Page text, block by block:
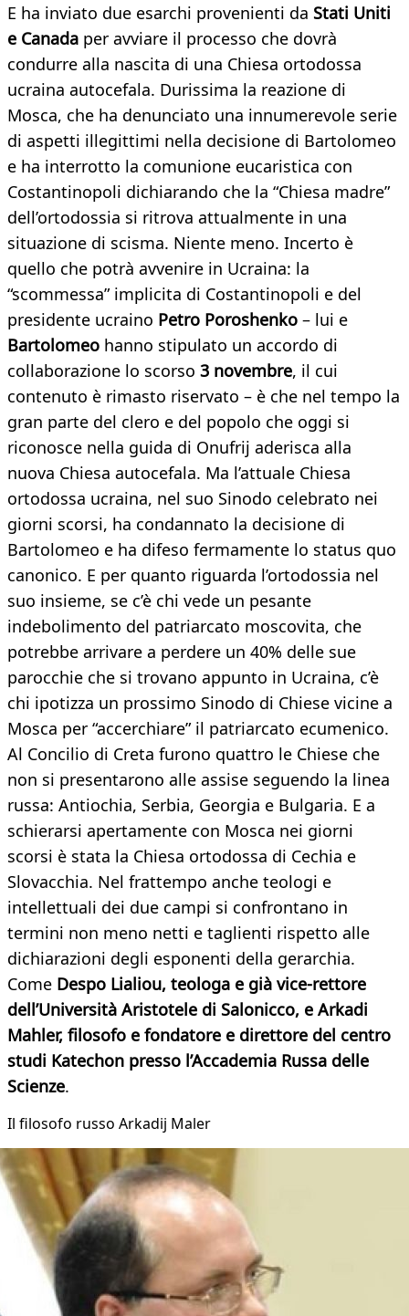
E ha inviato due esarchi provenienti da Stati Uniti
e Canada per avviare il processo che dovrà
condurre alla nascita di una Chiesa ortodossa
ucraina autocefala. Durissima la reazione di
Mosca, che ha denunciato una innumerevole serie
di aspetti illegittimi nella decisione di Bartolomeo
e ha interrotto la comunione eucaristica con
Costantinopoli dichiarando che la “Chiesa madre”
dell’ortodossia si ritrova attualmente in una
situazione di scisma. Niente meno. Incerto è
quello che potrà avvenire in Ucraina: la
“scommessa” implicita di Costantinopoli e del
presidente ucraino Petro Poroshenko – lui e
Bartolomeo hanno stipulato un accordo di
collaborazione lo scorso 3 novembre, il cui
contenuto è rimasto riservato – è che nel tempo la
gran parte del clero e del popolo che oggi si
riconosce nella guida di Onufrij aderisca alla
nuova Chiesa autocefala. Ma l’attuale Chiesa
ortodossa ucraina, nel suo Sinodo celebrato nei
giorni scorsi, ha condannato la decisione di
Bartolomeo e ha difeso fermamente lo status quo
canonico. E per quanto riguarda l’ortodossia nel
suo insieme, se c’è chi vede un pesante
indebolimento del patriarcato moscovita, che
potrebbe arrivare a perdere un 40% delle sue
parocchie che si trovano appunto in Ucraina, c’è
chi ipotizza un prossimo Sinodo di Chiese vicine a
Mosca per “accerchiare” il patriarcato ecumenico.
Al Concilio di Creta furono quattro le Chiese che
non si presentarono alle assise seguendo la linea
russa: Antiochia, Serbia, Georgia e Bulgaria. E a
schierarsi apertamente con Mosca nei giorni
scorsi è stata la Chiesa ortodossa di Cechia e
Slovacchia. Nel frattempo anche teologi e
intellettuali dei due campi si confrontano in
termini non meno netti e taglienti rispetto alle
dichiarazioni degli esponenti della gerarchia.
Come Despo Lialiou, teologa e già vice-rettore
dell’Università Aristotele di Salonicco, e Arkadi
Mahler, filosofo e fondatore e direttore del centro
studi Katechon presso l’Accademia Russa delle
Scienze.
Il filosofo russo Arkadij Maler